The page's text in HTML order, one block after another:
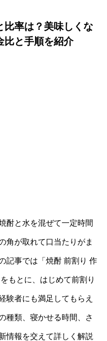
比率は？美味しくな
比と手順を紹介
酎と水を混ぜて一定時間
角が取れて口当たりがま
記事では「焼酎 前割り 作
もとに、はじめて前割り
験者にも満足してもらえ
種類、寝かせる時間、さ
情報を交えて詳しく解説